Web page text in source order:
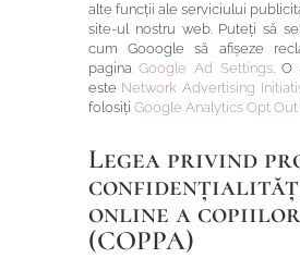
alte funcții ale serviciului
site-ul nostru web. Puteți să
cum Gooogle să afișeze
paginaGoogle Ad Settings. O
este Network Advertising
folosiți Google Analytics Opt Out
Legea privind
online a copiilor
(COPPA)